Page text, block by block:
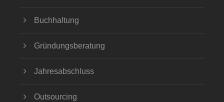
Buchhaltung
Gründungsberatung
Jahresabschluss
Outsourcing